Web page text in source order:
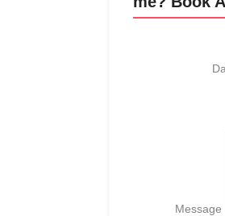
Message